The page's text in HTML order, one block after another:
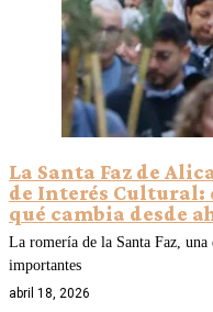
La Santa Faz de
de Interés Cultural:
qué cambia desde
La romería de la Santa Faz, una
importantes
abril 18, 2026